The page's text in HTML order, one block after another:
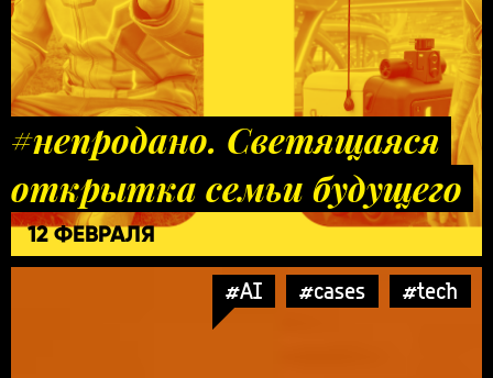
#непродано. Светящаяся
открытка семьи будущего
12 ФЕВРАЛЯ
#AI #cases #tech